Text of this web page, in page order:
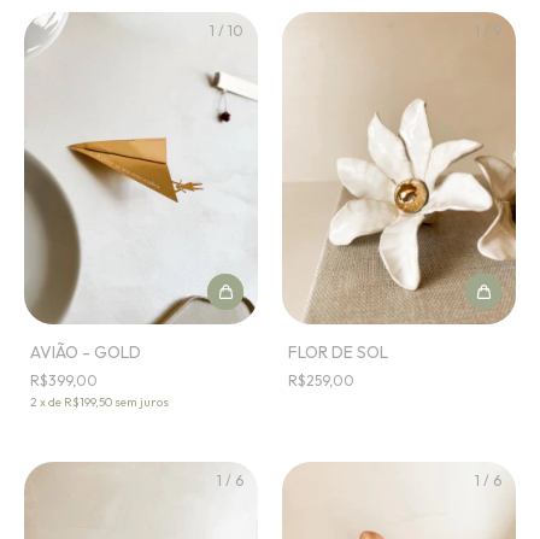
1 / 10
AVIÃO - GOLD
R$399,00
2 xde R$199,50 sem juros
1 / 9
FLOR DE SOL
R$259,00
1 / 6 1 / 6